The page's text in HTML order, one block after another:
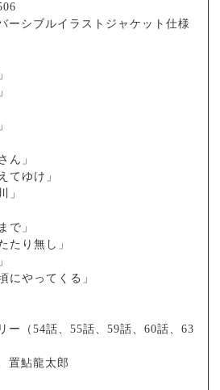
ーシブルイラストジャケット仕様
ん」
てゆけ」
」
で」
たり無し」
にやってくる」
ー（54話、55話、59話、60話、63
置鮎龍太郎